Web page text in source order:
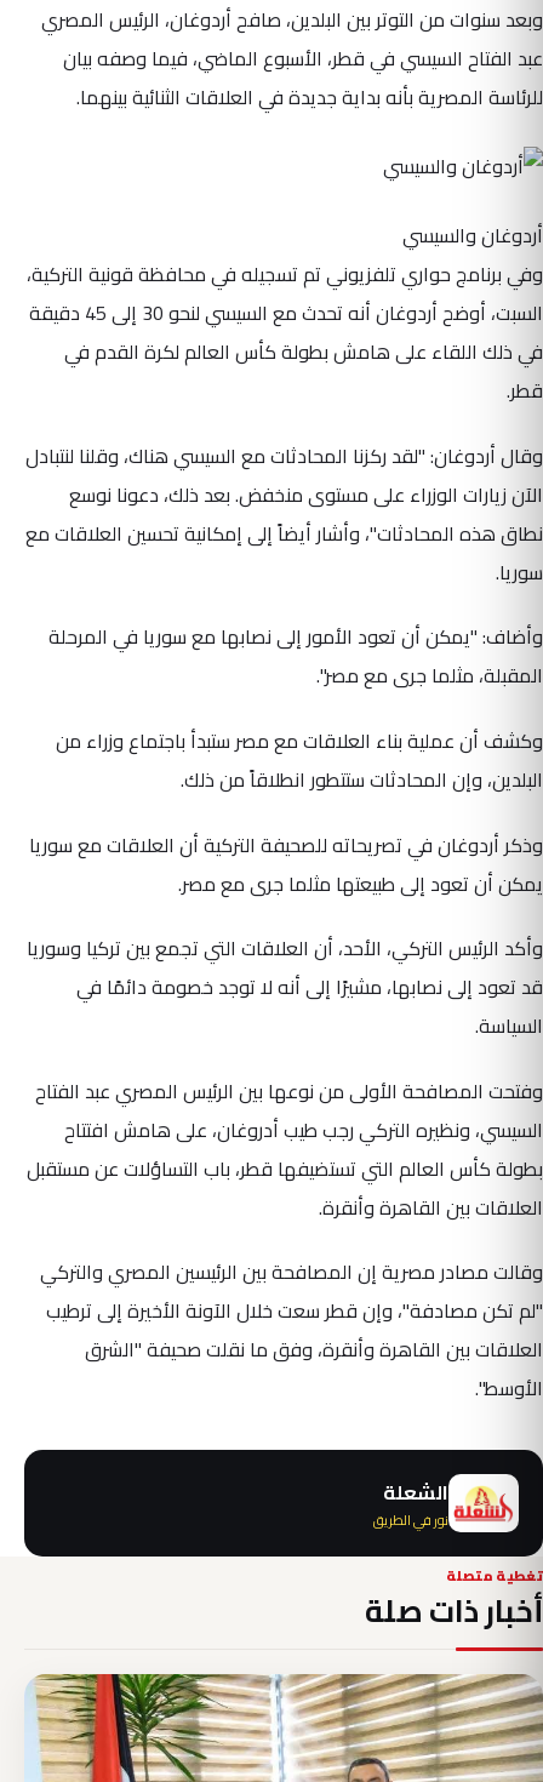
وبعد سنوات من التوتر بين البلدين، صافح أردوغان، الرئيس المصري
عبد الفتاح السيسي في قطر، الأسبوع الماضي، فيما وصفه بيان
للرئاسة المصرية بأنه بداية جديدة في العلاقات الثنائية بينهما.
أردوغان والسيسي
وفي برنامج حواري تلفزيوني تم تسجيله في محافظة قونية التركية،
السبت، أوضح أردوغان أنه تحدث مع السيسي لنحو 30 إلى 45 دقيقة
في ذلك اللقاء على هامش بطولة كأس العالم لكرة القدم في
قطر.
وقال أردوغان: "لقد ركزنا المحادثات مع السيسي هناك، وقلنا لنتبادل
الآن زيارات الوزراء على مستوى منخفض. بعد ذلك، دعونا نوسع
نطاق هذه المحادثات"، وأشار أيضاً إلى إمكانية تحسين العلاقات مع
سوريا.
وأضاف: "يمكن أن تعود الأمور إلى نصابها مع سوريا في المرحلة
المقبلة، مثلما جرى مع مصر".
وكشف أن عملية بناء العلاقات مع مصر ستبدأ باجتماع وزراء من
البلدين، وإن المحادثات ستتطور انطلاقاً من ذلك.
وذكر أردوغان في تصريحاته للصحيفة التركية أن العلاقات مع سوريا
يمكن أن تعود إلى طبيعتها مثلما جرى مع مصر.
وأكد الرئيس التركي، الأحد، أن العلاقات التي تجمع بين تركيا وسوريا
قد تعود إلى نصابها، مشيرًا إلى أنه لا توجد خصومة دائمًا في
السياسة.
وفتحت المصافحة الأولى من نوعها بين الرئيس المصري عبد الفتاح
السيسي، ونظيره التركي رجب طيب أدروغان، على هامش افتتاح
بطولة كأس العالم التي تستضيفها قطر، باب التساؤلات عن مستقبل
العلاقات بين القاهرة وأنقرة.
وقالت مصادر مصرية إن المصافحة بين الرئيسين المصري والتركي
"لم تكن مصادفة"، وإن قطر سعت خلال الآونة الأخيرة إلى ترطيب
العلاقات بين القاهرة وأنقرة، وفق ما نقلت صحيفة "الشرق
الأوسط".
الشعلة
نور في الطريق
تغطية متصلة
أخبار ذات صلة